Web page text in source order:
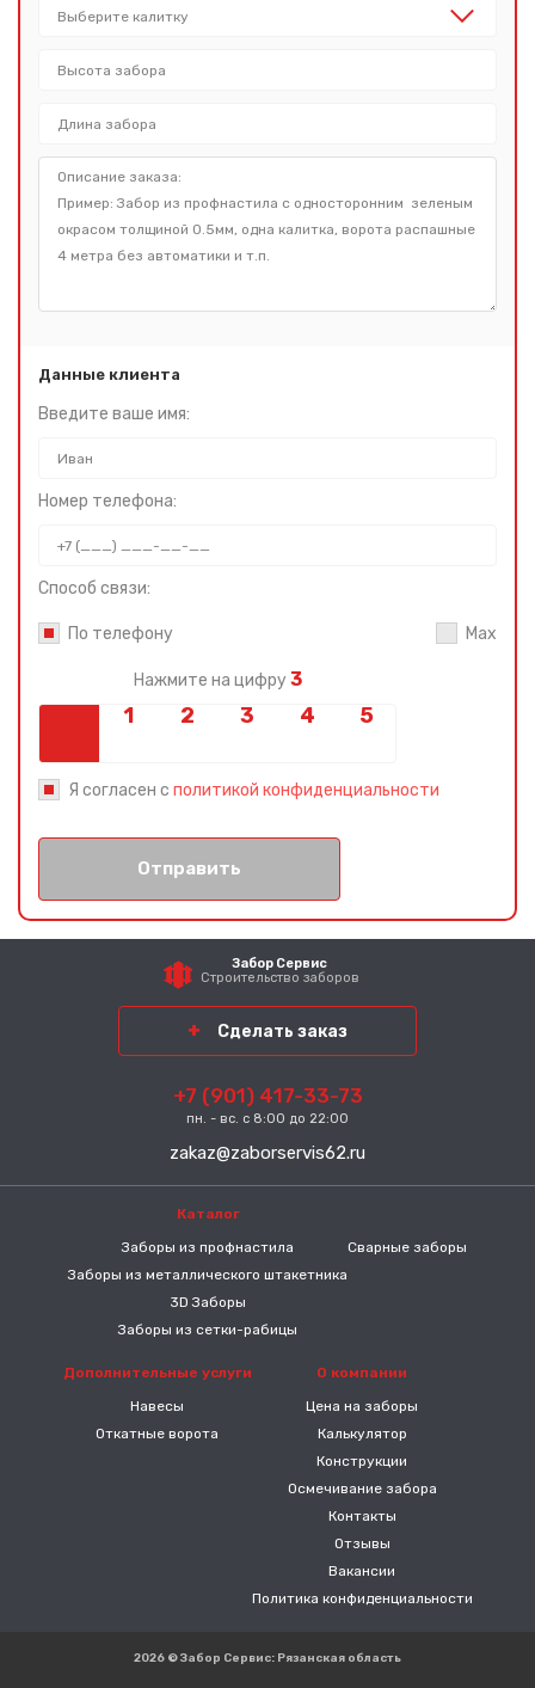
Данные клиента
Введите ваше имя:
Номер телефона:
Способ связи:
По телефону Max
Нажмите на цифру 3
Я согласен с политикой конфиденциальности
Отправить
Забор Сервис
Строительство заборов
Сделать заказ
+7 (901) 417-33-73
пн. - вс. с 8:00 до 22:00
zakaz@zaborservis62.ru
Каталог
Заборы из профнастила
Заборы из металлического штакетника
3D Заборы
Заборы из сетки-рабицы
Сварные заборы
Дополнительные услуги
Навесы
Откатные ворота
О компании
Цена на заборы
Калькулятор
Конструкции
Осмечивание забора
Контакты
Отзывы
Вакансии
Политика конфиденциальности
2026 © Забор Сервис: Рязанская область